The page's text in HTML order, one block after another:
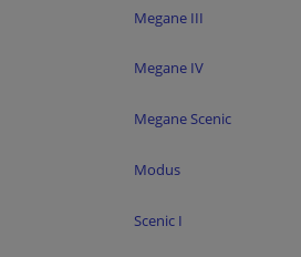
Megane III
Megane IV
Megane Scenic
Modus
Scenic I